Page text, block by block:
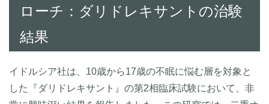
ローチ：ダリドレキサントの治験
結果
イドルシア社は、10歳から17歳の不眠に悩む層を対象と
した『ダリドレキサント』の第2相臨床試験において、非